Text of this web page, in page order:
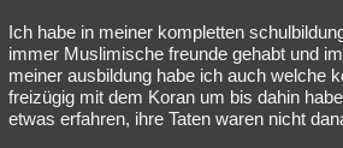
Ich habe in meiner kompletten
immer Muslimische freunde gehabt und
meiner ausbildung habe ich auch welche
freizügig mit dem Koran um bis dahin
etwas erfahren, ihre Taten waren nicht